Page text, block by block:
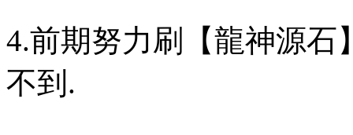
4.前期努力刷【龍神源石
不到.